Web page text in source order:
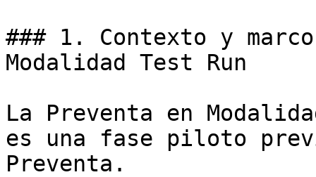
### 1. Contexto y
Modalidad Test Run
La Preventa en
es una fase piloto
Preventa.